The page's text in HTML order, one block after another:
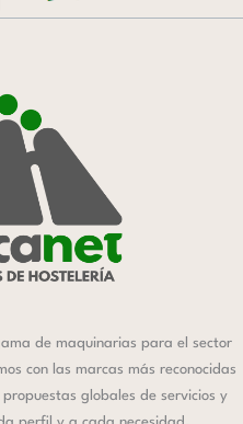
de maquinarias para el sector
con las marcas más reconocidas
globales de servicios y